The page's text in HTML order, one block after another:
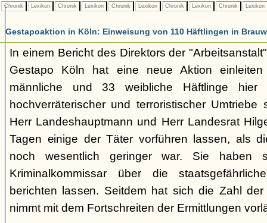
Chronik Lexikon Chronik Lexikon Chronik Lexikon Chronik Lexikon Chronik Lexikon
Gestapoaktion in Köln: Einweisung von 110 Häftlingen in
In einem Bericht des Direktors der
Gestapo Köln hat eine neue Aktion
männliche und 33 weibliche Häftlinge hier
hochverräterischer und terroristischer Umtriebe
Herr Landeshauptmann und Herr Landesrat
Tagen einige der Täter vorführen lassen, als
noch wesentlich geringer war. Sie haben
Kriminalkommissar über die
berichten lassen. Seitdem hat sich die Zahl
nimmt mit dem Fortschreiten der Ermittlungen